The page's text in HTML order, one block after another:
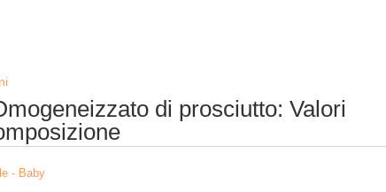
di prosciutto: Valori
- Baby